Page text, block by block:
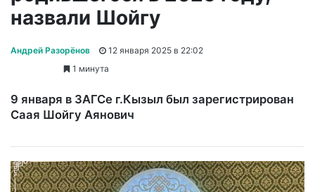
назвали Шойгу
Андрей Разорёнов
12 января 2025 в 22:02
1 минута
9 января в ЗАГСе г.Кызыл был зарегистрирован
Саая Шойгу Аянович